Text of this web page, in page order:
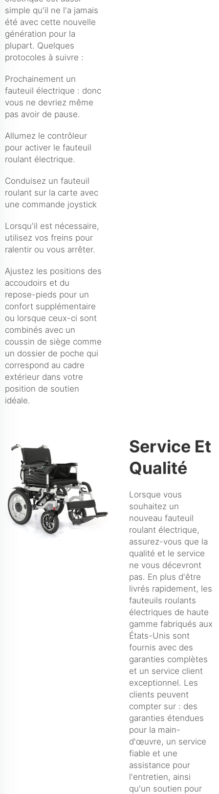
simple qu'il ne l'a jamais
été avec cette nouvelle
génération pour la
plupart. Quelques
protocoles à suivre :
Prochainement un
fauteuil électrique : donc
vous ne devriez même
pas avoir de pause.
Allumez le contrôleur
pour activer le fauteuil
roulant électrique.
Conduisez un fauteuil
roulant sur la carte avec
une commande joystick
Lorsqu'il est nécessaire,
utilisez vos freins pour
ralentir ou vous arrêter.
Ajustez les positions des
accoudoirs et du
repose-pieds pour un
confort supplémentaire
ou lorsque ceux-ci sont
combinés avec un
coussin de siège comme
un dossier de poche qui
correspond au cadre
extérieur dans votre
position de soutien
idéale.
Service Et
Qualité
Lorsque vous
souhaitez un
nouveau fauteuil
roulant électrique,
assurez-vous que la
qualité et le service
ne vous décevront
pas. En plus d'être
livrés rapidement, les
fauteuils roulants
électriques de haute
gamme fabriqués aux
États-Unis sont
fournis avec des
garanties complètes
et un service client
exceptionnel. Les
clients peuvent
compter sur : des
garanties étendues
pour la main-
d'œuvre, un service
fiable et une
assistance pour
l'entretien, ainsi
qu'un soutien pour